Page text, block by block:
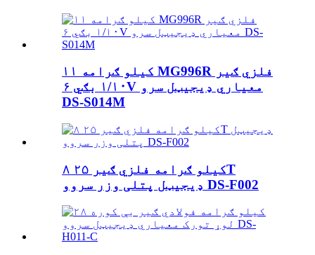
۱۱ کیلو ګرامه MG996R فلزي ګیر
۱/۱۰ بګي ۶V معیاري ډیجیټل سرو
DS-S014M
۸ کیلو ګرامه فلزي ګیر ۲۵T
ډیجیټل پتلی وزر سروو DS-F002